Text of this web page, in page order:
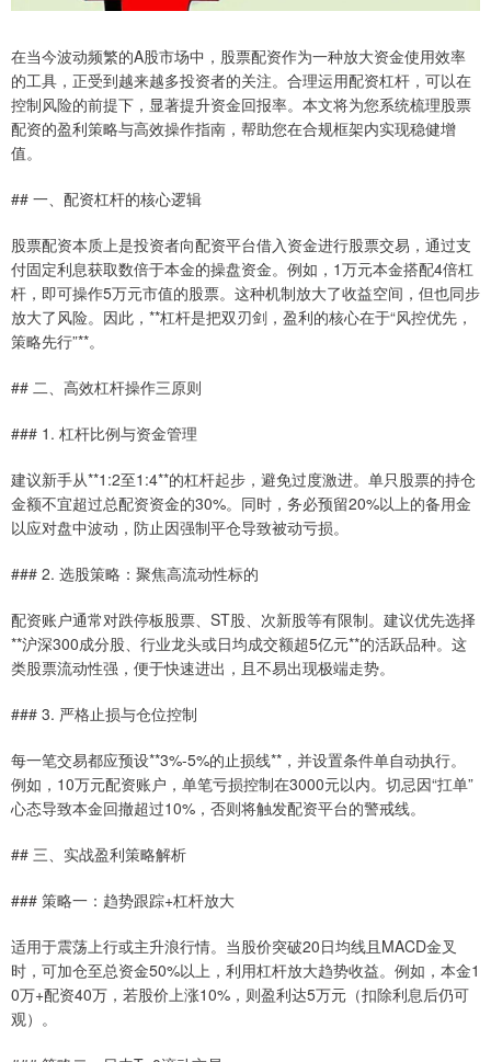
在当今波动频繁的A股市场中，股票配资作为一种放大资金使用效率
的工具，正受到越来越多投资者的关注。合理运用配资杠杆，可以在
控制风险的前提下，显著提升资金回报率。本文将为您系统梳理股票
配资的盈利策略与高效操作指南，帮助您在合规框架内实现稳健增
值。
## 一、配资杠杆的核心逻辑
股票配资本质上是投资者向配资平台借入资金进行股票交易，通过支
付固定利息获取数倍于本金的操盘资金。例如，1万元本金搭配4倍杠
杆，即可操作5万元市值的股票。这种机制放大了收益空间，但也同步
放大了风险。因此，**杠杆是把双刃剑，盈利的核心在于“风控优先，
策略先行”**。
## 二、高效杠杆操作三原则
### 1. 杠杆比例与资金管理
建议新手从**1:2至1:4**的杠杆起步，避免过度激进。单只股票的持仓
金额不宜超过总配资资金的30%。同时，务必预留20%以上的备用金
以应对盘中波动，防止因强制平仓导致被动亏损。
### 2. 选股策略：聚焦高流动性标的
配资账户通常对跌停板股票、ST股、次新股等有限制。建议优先选择
**沪深300成分股、行业龙头或日均成交额超5亿元**的活跃品种。这
类股票流动性强，便于快速进出，且不易出现极端走势。
### 3. 严格止损与仓位控制
每一笔交易都应预设**3%-5%的止损线**，并设置条件单自动执行。
例如，10万元配资账户，单笔亏损控制在3000元以内。切忌因“扛单”
心态导致本金回撤超过10%，否则将触发配资平台的警戒线。
## 三、实战盈利策略解析
### 策略一：趋势跟踪+杠杆放大
适用于震荡上行或主升浪行情。当股价突破20日均线且MACD金叉
时，可加仓至总资金50%以上，利用杠杆放大趋势收益。例如，本金1
0万+配资40万，若股价上涨10%，则盈利达5万元（扣除利息后仍可
观）。